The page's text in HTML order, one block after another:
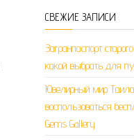
СВЕЖИЕ ЗАПИСИ
Загранпаспорт
какой выбрать для
Ювелирный мир
воспользоваться
Gems Gallery